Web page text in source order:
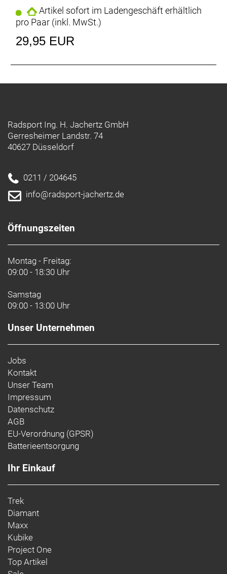
Artikel sofort im Ladengeschäft erhältlich
pro Paar (inkl. MwSt.)
29,95 EUR
Radsport Ing. H. Jachertz GmbH
Gerresheimer Landstr. 74
40627 Düsseldorf
0211 / 204645
info@radsport-jachertz.de
Öffnungszeiten
Montag - Freitag:
09:00 - 18:30 Uhr
Samstag
09:00 - 13:00 Uhr
Unser Unternehmen
Jobs
Kontakt
Unser Team
Impressum
Datenschutz
AGB
EU-Verordnung (GPSR)
Batterieentsorgung
Ihr Einkauf
Trek
Diamant
Maxx
Kubike
Project One
Top Artikel